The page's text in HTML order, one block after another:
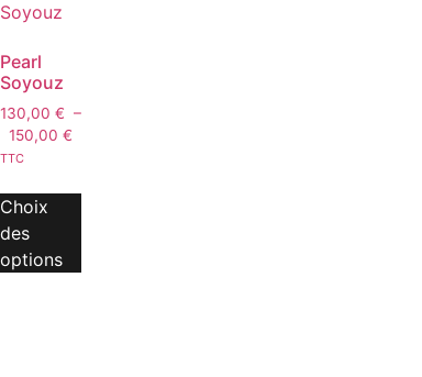
Pearl
Soyouz
130,00 € –
150,00 €
TTC
Choix
des
options